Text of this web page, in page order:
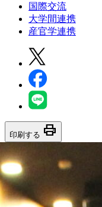
国際交流
大学間連携
産官学連携
印刷する print